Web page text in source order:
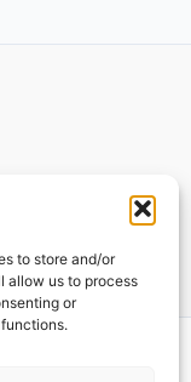
to store and/or
allow us to process
or